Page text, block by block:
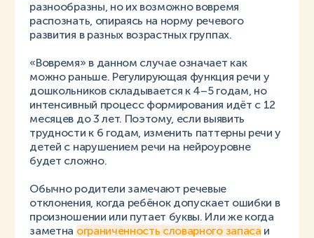
разнообразны, но их возможно вовремя
распознать, опираясь на норму речевого
развития в разных возрастных группах.
«Вовремя» в данном случае означает как
можно раньше. Регулирующая функция речи у
дошкольников складывается к 4–5 годам, но
интенсивный процесс формирования идёт с 12
месяцев до 3 лет. Поэтому, если выявить
трудности к 6 годам, изменить паттерны речи у
детей с нарушением речи на нейроуровне
будет сложно.
Обычно родители замечают речевые
отклонения, когда ребёнок допускает ошибки в
произношении или путает буквы. Или же когда
заметна ограниченность словарного запаса и